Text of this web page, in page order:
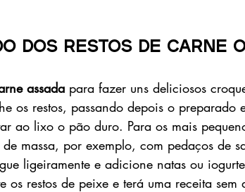
dos restos de carne
assada para fazer uns deliciosos
os restos, passando depois o preparado
ao lixo o pão duro. ​Para os mais
massa, por exemplo, com pedaços de
ligeiramente e adicione natas ou
os restos de peixe e terá uma receita